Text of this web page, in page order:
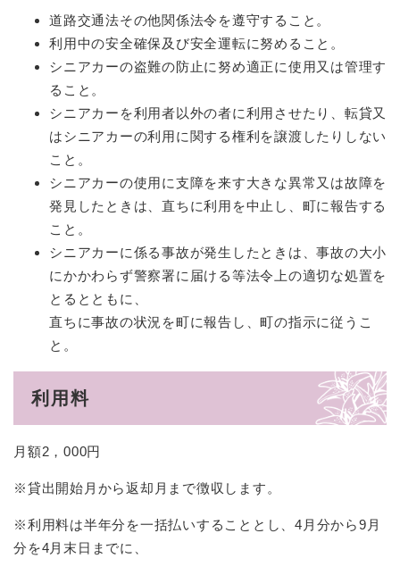
道路交通法その他関係法令を遵守すること。
利用中の安全確保及び安全運転に努めること。
シニアカーの盗難の防止に努め適正に使用又は管理す
ること。
シニアカーを利用者以外の者に利用させたり、転貸又
はシニアカーの利用に関する権利を譲渡したりしない
こと。
シニアカーの使用に支障を来す大きな異常又は故障を
発見したときは、直ちに利用を中止し、町に報告する
こと。
シニアカーに係る事故が発生したときは、事故の大小
にかかわらず警察署に届ける等法令上の適切な処置を
とるとともに、
直ちに事故の状況を町に報告し、町の指示に従うこ
と。
利用料
月額2，000円
※貸出開始月から返却月まで徴収します。
※利用料は半年分を一括払いすることとし、4月分から9月
分を4月末日までに、